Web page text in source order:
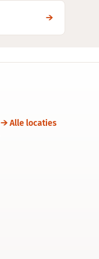
Alle locaties